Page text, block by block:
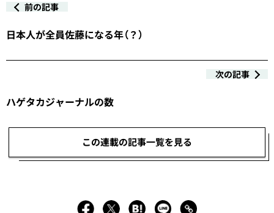
前の記事
日本人が全員佐藤になる年（？）
次の記事
ハゲタカジャーナルの数
この連載の記事一覧を見る